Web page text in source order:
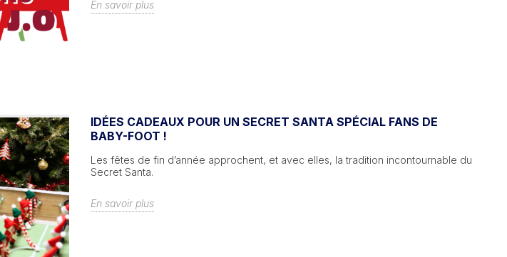
En savoir plus
IDÉES CADEAUX POUR UN SECRET SANTA SPÉCIAL FANS DE
BABY-FOOT !
Les fêtes de fin d’année approchent, et avec elles, la tradition incontournable du
Secret Santa.
En savoir plus